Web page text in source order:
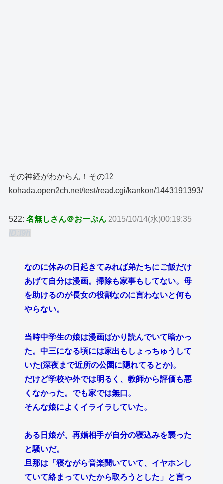
その神経がわからん！その12
kohada.open2ch.net/test/read.cgi/kankon/1443191393/
522:名無しさん＠おーぷん 2015/10/14(水)00:19:35
なのに休みの日起きてみれば弟たちにご飯だけ
あげて自分は漫画。掃除も家事もしてない。母
を助けるのが長女の役割なのに言わないと何も
やらない。
当時中学生の娘は漫画ばかり読んでいて暗かっ
た。中三になる頃には家出もしょっちゅうして
いた(深夜まで近所の公園に隠れてるとか)。
だけど学校や外では明るく、教師から評価も悪
くなかった。でも家では無口。
そんな娘によくイライラしていた。
ある日娘が、再婚相手が自分の寝込みを襲った
と騒いだ。
旦那は「寝ながら音楽聞いていて、イヤホンし
ていて絡まっていたから取ろうとした」と言っ